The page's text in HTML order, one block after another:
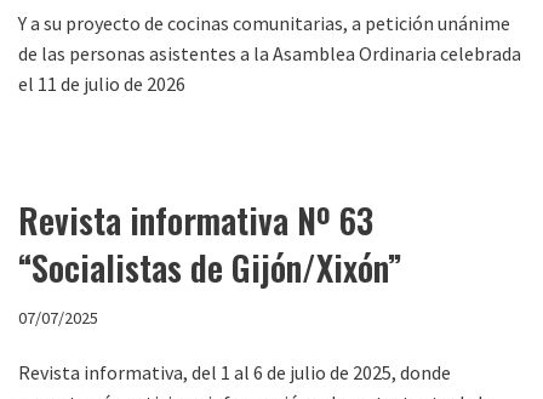
Y a su proyecto de cocinas comunitarias, a petición unánime
de las personas asistentes a la Asamblea Ordinaria celebrada
el 11 de julio de 2026
Revista informativa Nº 63
“Socialistas de Gijón/Xixón”
07/07/2025
Revista informativa, del 1 al 6 de julio de 2025, donde